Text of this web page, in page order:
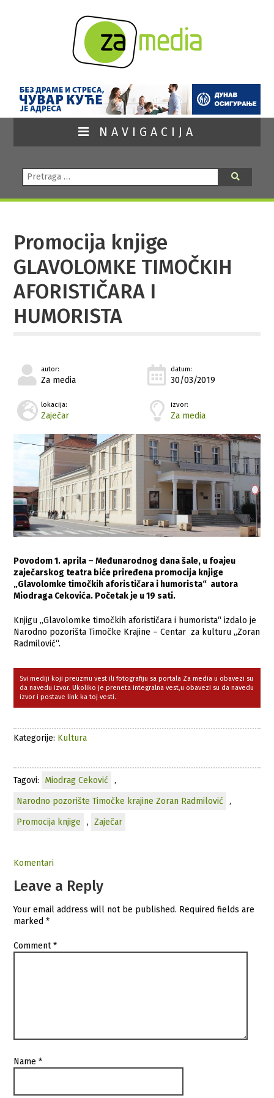
NAVIGACIJA
Pretraga:
Promocija knjige
GLAVOLOMKE TIMOČKIH
AFORISTIČARA I
HUMORISTA
autor:
Za media
datum:
30/03/2019
lokacija:
Zaječar
izvor:
Za media
Povodom 1. aprila – Međunarodnog dana šale, u foajeu
zaječarskog teatra biće priređena promocija knjige
„Glavolomke timočkih aforističara i humorista“ autora
Miodraga Cekovića. Početak je u 19 sati.
Knjigu „Glavolomke timočkih aforističara i humorista“ izdalo je
Narodno pozorišta Timočke Krajine – Centar za kulturu „Zoran
Radmilović“.
Svi mediji koji preuzmu vest ili fotografiju sa portala Za media u obavezi su
da navedu izvor. Ukoliko je preneta integralna vest,u obavezi su da navedu
izvor i postave link ka toj vesti.
Kategorije: Kultura
Tagovi: Miodrag Ceković
,
Narodno pozorište Timočke krajine Zoran Radmilović
,
Promocija knjige
, Zaječar
Komentari
Leave a Reply
Your email address will not be published. Required fields are
marked*
Comment*
Name*